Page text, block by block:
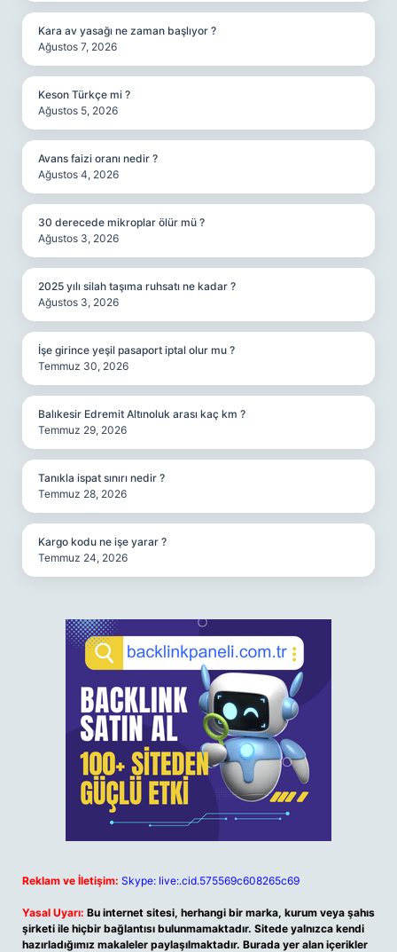
Kara av yasağı ne zaman başlıyor ?
Ağustos 7, 2026
Keson Türkçe mi ?
Ağustos 5, 2026
Avans faizi oranı nedir ?
Ağustos 4, 2026
30 derecede mikroplar ölür mü ?
Ağustos 3, 2026
2025 yılı silah taşıma ruhsatı ne kadar ?
Ağustos 3, 2026
İşe girince yeşil pasaport iptal olur mu ?
Temmuz 30, 2026
Balıkesir Edremit Altınoluk arası kaç km ?
Temmuz 29, 2026
Tanıkla ispat sınırı nedir ?
Temmuz 28, 2026
Kargo kodu ne işe yarar ?
Temmuz 24, 2026
Reklam ve İletişim: Skype: live:.cid.575569c608265c69
Yasal Uyarı: Bu internet sitesi, herhangi bir marka, kurum veya şahıs
şirketi ile hiçbir bağlantısı bulunmamaktadır. Sitede yalnızca kendi
hazırladığımız makaleler paylaşılmaktadır. Burada yer alan içerikler